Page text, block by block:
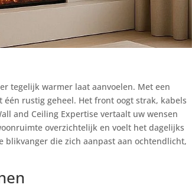
tegelijk warmer laat aanvoelen. Met een
rustig geheel. Het front oogt strak, kabels
and Ceiling Expertise vertaalt uw wensen
overzichtelijk en voelt het dagelijks
blikvanger die zich aanpast aan ochtendlicht,